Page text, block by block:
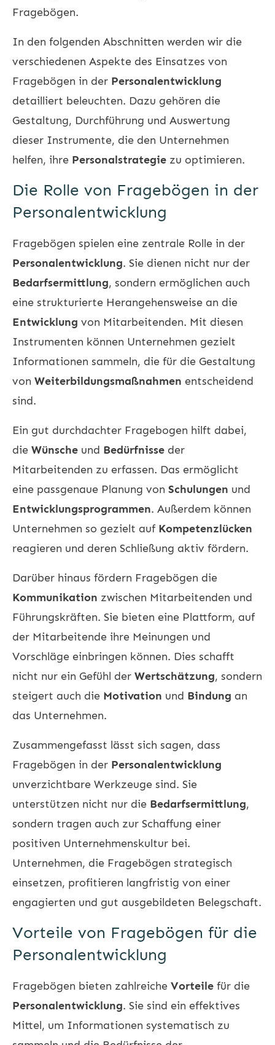
Fragebögen.
In den folgenden Abschnitten werden wir die
verschiedenen Aspekte des Einsatzes von
Fragebögen in der Personalentwicklung
detailliert beleuchten. Dazu gehören die
Gestaltung, Durchführung und Auswertung
dieser Instrumente, die den Unternehmen
helfen, ihre Personalstrategie zu optimieren.
Die Rolle von Fragebögen in der
Personalentwicklung
Fragebögen spielen eine zentrale Rolle in der
Personalentwicklung. Sie dienen nicht nur der
Bedarfsermittlung, sondern ermöglichen auch
eine strukturierte Herangehensweise an die
Entwicklung von Mitarbeitenden. Mit diesen
Instrumenten können Unternehmen gezielt
Informationen sammeln, die für die Gestaltung
von Weiterbildungsmaßnahmen entscheidend
sind.
Ein gut durchdachter Fragebogen hilft dabei,
die Wünsche und Bedürfnisse der
Mitarbeitenden zu erfassen. Das ermöglicht
eine passgenaue Planung von Schulungen und
Entwicklungsprogrammen. Außerdem können
Unternehmen so gezielt auf Kompetenzlücken
reagieren und deren Schließung aktiv fördern.
Darüber hinaus fördern Fragebögen die
Kommunikation zwischen Mitarbeitenden und
Führungskräften. Sie bieten eine Plattform, auf
der Mitarbeitende ihre Meinungen und
Vorschläge einbringen können. Dies schafft
nicht nur ein Gefühl der Wertschätzung, sondern
steigert auch die Motivation und Bindung an
das Unternehmen.
Zusammengefasst lässt sich sagen, dass
Fragebögen in der Personalentwicklung
unverzichtbare Werkzeuge sind. Sie
unterstützen nicht nur die Bedarfsermittlung,
sondern tragen auch zur Schaffung einer
positiven Unternehmenskultur bei.
Unternehmen, die Fragebögen strategisch
einsetzen, profitieren langfristig von einer
engagierten und gut ausgebildeten Belegschaft.
Vorteile von Fragebögen für die
Personalentwicklung
Fragebögen bieten zahlreiche Vorteile für die
Personalentwicklung. Sie sind ein effektives
Mittel, um Informationen systematisch zu